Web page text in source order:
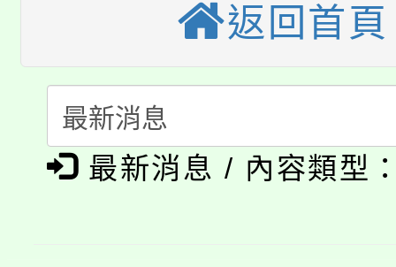
《TA101》溝通分析基
程，歡迎學生輔導中心
心理、諮商輔導、社會
系所師生報名參加。
轉知苗栗縣政府辦理
縣市「校園短影音徵選
門員」簡章及活動海報
踴躍報名參加。
桃園市115學年度學生
要點
「桃園市補助參觀特色
展演活動實施計畫」
淨零綠領人才培育課程
返回首頁
最新消息 / 內容類型